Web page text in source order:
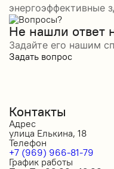
энергоэффективные
Не нашли ответ
Задайте его нашим
Задать вопрос
Контакты
Адрес
улица Елькина, 18
Телефон
+7 (969) 966-81-79
График работы